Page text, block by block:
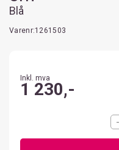
Blå
Varenr:1261503
Inkl. mva
1 230,-
-